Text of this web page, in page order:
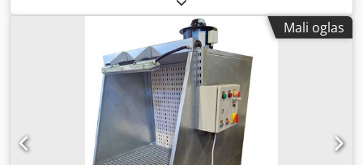
Mali oglas